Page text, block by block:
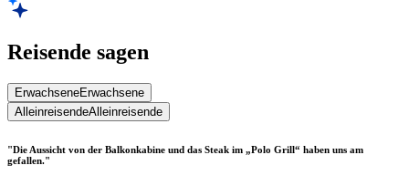
Reisende sagen
ErwachseneErwachsene
AlleinreisendeAlleinreisende
"Die Aussicht von der Balkonkabine und das Steak im „Polo Grill“ haben uns am
gefallen."